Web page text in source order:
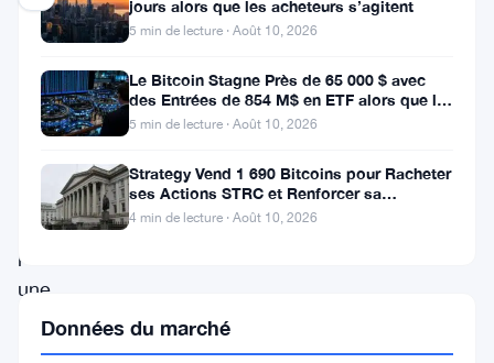
Dans
rebondissement
provoqué
une
onde
jours alors que les acheteurs s’agitent
5 min de lecture · Août 10, 2026
Le Bitcoin Stagne Près de 65 000 $ avec
des Entrées de 854 M$ en ETF alors que le
CPI Approche
5 min de lecture · Août 10, 2026
Strategy Vend 1 690 Bitcoins pour Racheter
ses Actions STRC et Renforcer sa
Trésorerie
4 min de lecture · Août 10, 2026
Données du marché